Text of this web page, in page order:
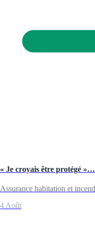
« Je croyais être protégé »…
Assurance habitation et
4 Août